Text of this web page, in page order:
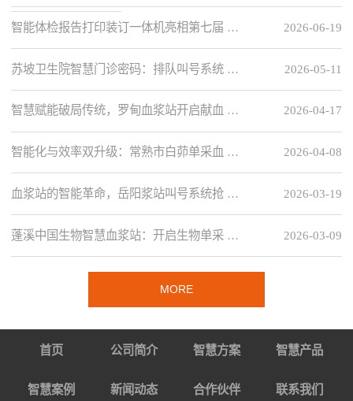
2026-06-19
智能体检报告打印装订一体机亮相第七届 …
2026-05-11
苏坡卫生院智慧门诊密码：排队叫号系统 …
2026-04-17
智慧赋能破局传统，罗甸血浆站开启献血 …
2026-04-08
智能化与效率双升级：常熟市白茆单采血 …
2026-03-19
血浆站的智能革命，岳阳浆站叫号系统抢 …
2026-03-09
蓬溪中国生物智慧血浆站：开启生物单采 …
MORE
首页 公司简介 智慧方案 智慧产品
智慧案例 新闻动态 合作伙伴 联系我们